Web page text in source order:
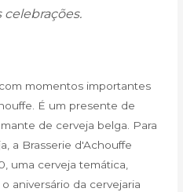
celebrações.
momentos importantes
É um presente de
de cerveja belga. Para
a Brasserie d'Achouffe
uma cerveja temática,
aniversário da cervejaria